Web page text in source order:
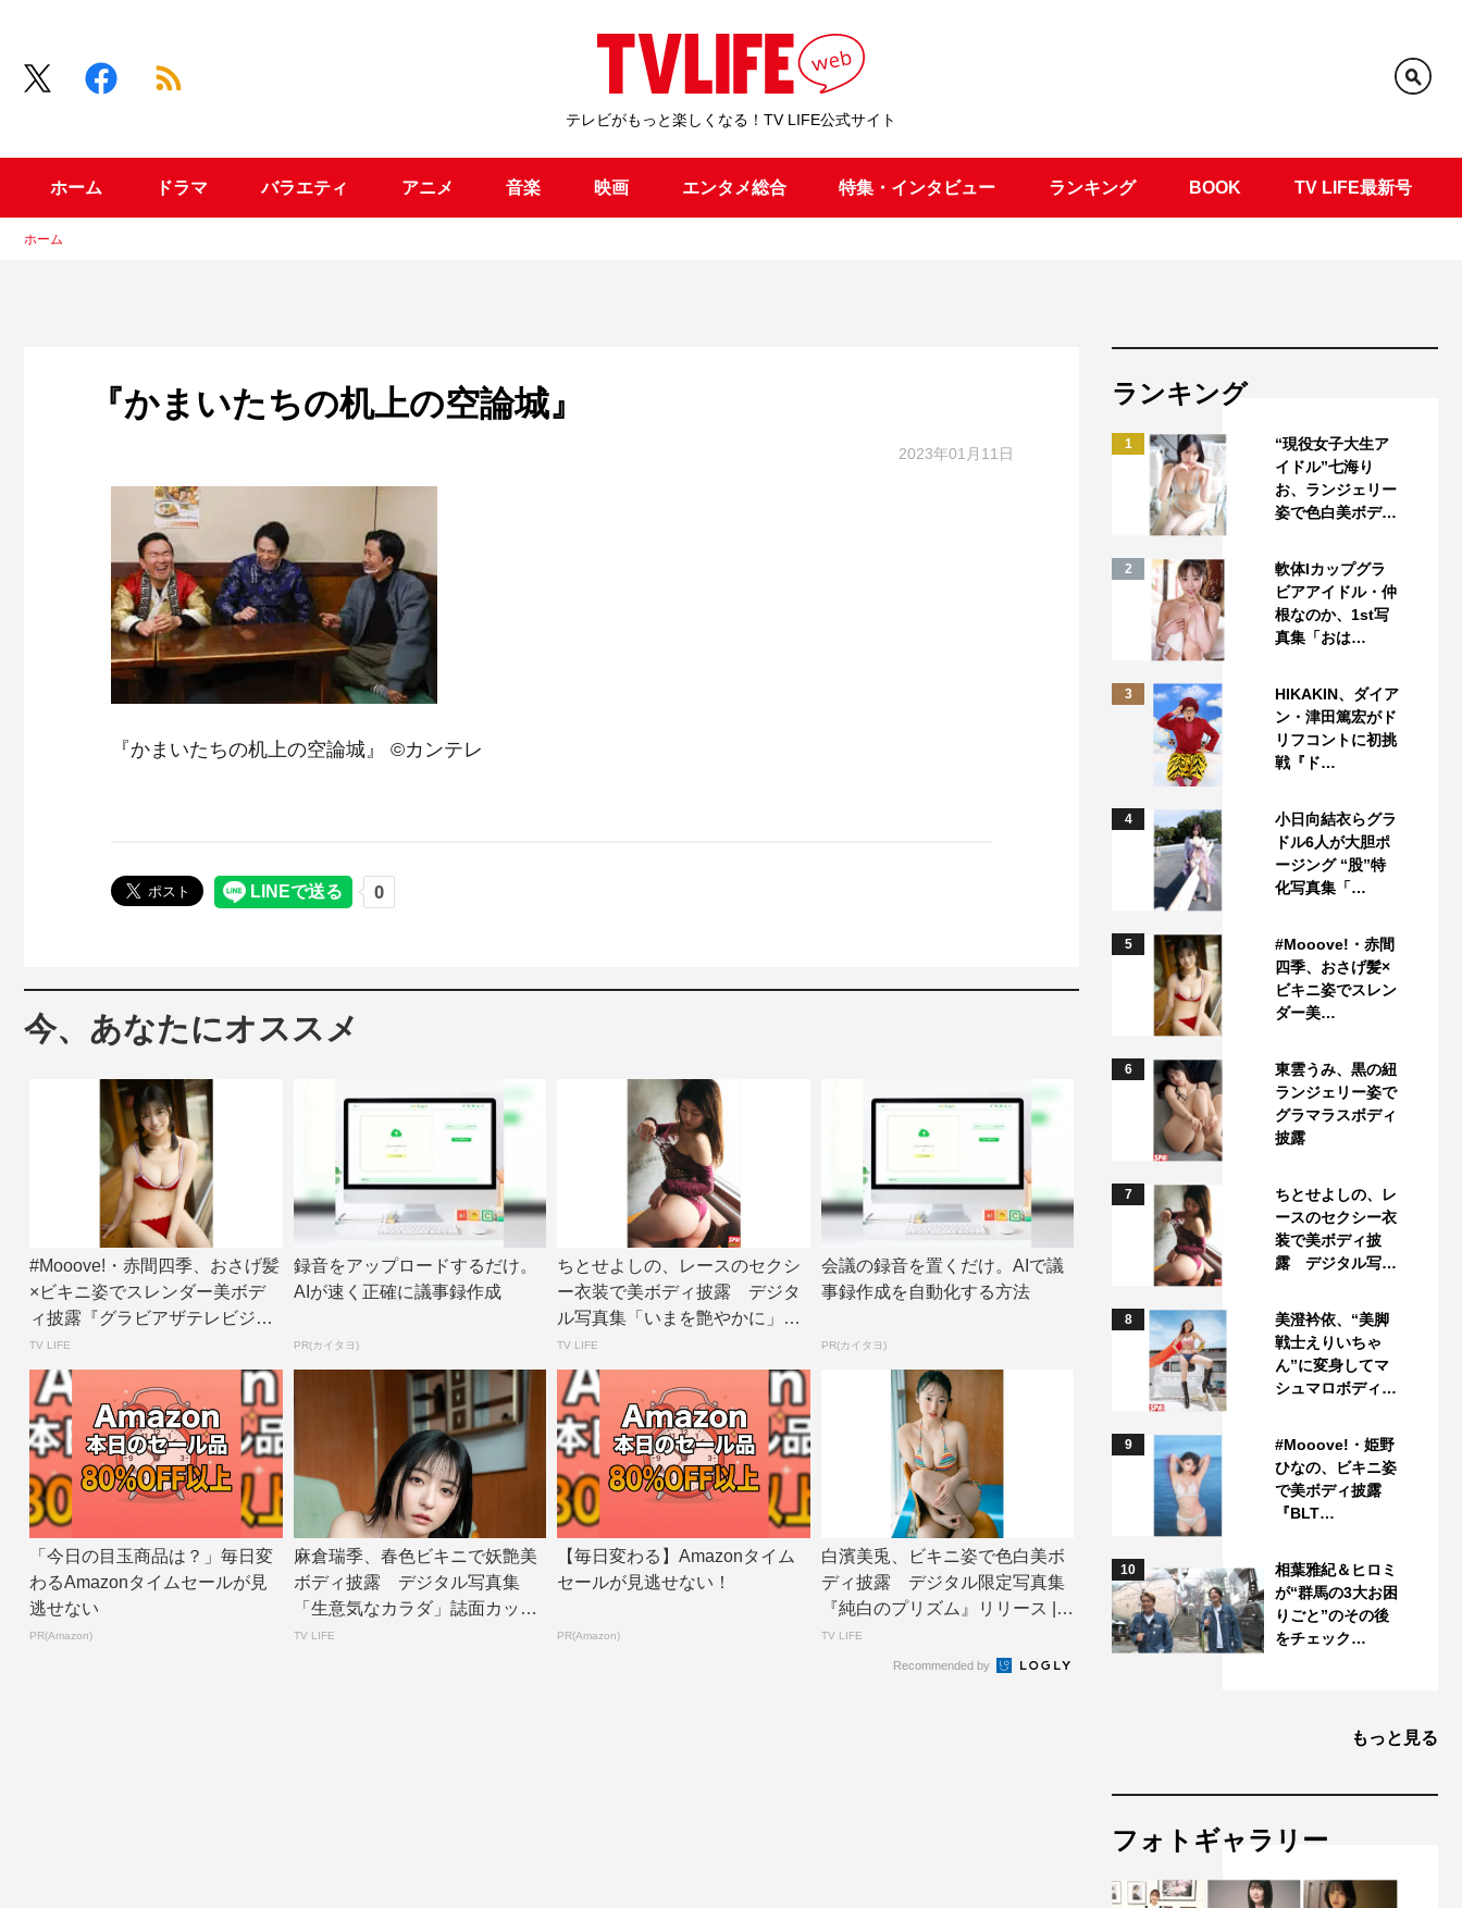
テレビがもっと楽しくなる！TV LIFE公式サイト
ホーム ドラマ バラエティ アニメ 音楽 映画 エンタメ総合 特集・インタビュー ランキング BOOK TV LIFE最新号
ホーム
『かまいたちの机上の空論城』
2023年01月11日
『かまいたちの机上の空論城』 ©カンテレ
今、あなたにオススメ
#Mooove!・赤間四季、おさげ髪
×ビキニ姿でスレンダー美ボデ
ィ披露『グラビアザテレビジョ
ン』アザ...
TV LIFE
録音をアップロードするだけ。
AIが速く正確に議事録作成
PR(カイタヨ)
ちとせよしの、レースのセクシ
ー衣装で美ボディ披露 デジタ
ル写真集「いまを艶やかに」誌
面カット公開 |...
TV LIFE
会議の録音を置くだけ。AIで議
事録作成を自動化する方法
PR(カイタヨ)
「今日の目玉商品は？」毎日変
わるAmazonタイムセールが見
逃せない
PR(Amazon)
麻倉瑞季、春色ビキニで妖艶美
ボディ披露 デジタル写真集
「生意気なカラダ」誌面カット
公開 | TV L...
TV LIFE
【毎日変わる】Amazonタイム
セールが見逃せない！
PR(Amazon)
白濱美兎、ビキニ姿で色白美ボ
ディ披露 デジタル限定写真集
『純白のプリズム』リリース | T
V LIF...
TV LIFE
Recommended by
ランキング
1
“現役女子大生ア
イドル”七海り
お、ランジェリー
姿で色白美ボデ…
2
軟体Iカップグラ
ビアアイドル・仲
根なのか、1st写
真集「おは…
3
HIKAKIN、ダイア
ン・津田篤宏がド
リフコントに初挑
戦『ド…
4
小日向結衣らグラ
ドル6人が大胆ポ
ージング “股”特
化写真集「…
5
#Mooove!・赤間
四季、おさげ髪×
ビキニ姿でスレン
ダー美…
6
東雲うみ、黒の紐
ランジェリー姿で
グラマラスボディ
披露
7
ちとせよしの、レ
ースのセクシー衣
装で美ボディ披
露 デジタル写…
8
美澄衿依、“美脚
戦士えりいちゃ
ん”に変身してマ
シュマロボディ…
9
#Mooove!・姫野
ひなの、ビキニ姿
で美ボディ披露
『BLT…
10
相葉雅紀＆ヒロミ
が“群馬の3大お困
りごと”のその後
をチェック…
もっと見る
フォトギャラリー